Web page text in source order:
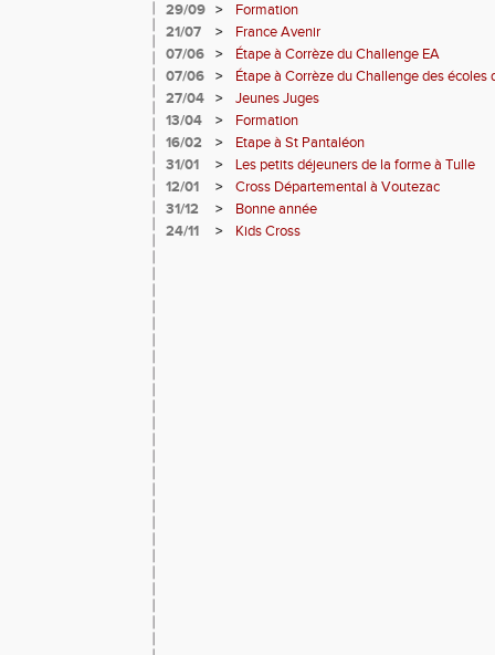
29/09 >
Formation
21/07
>
France Avenir
07/06
>
Étape à Corrèze du Challenge EA
07/06
>
Étape à Corrèze du Challenge des écoles
27/04
>
Jeunes Juges
13/04
>
Formation
16/02
>
Etape à St Pantaléon
31/01
>
Les petits déjeuners de la forme à Tulle
12/01
>
Cross Départemental à Voutezac
31/12
>
Bonne année
24/11
> Kids Cross